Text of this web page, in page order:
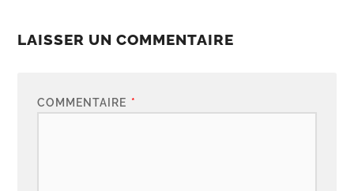
LAISSER UN COMMENTAIRE
COMMENTAIRE *